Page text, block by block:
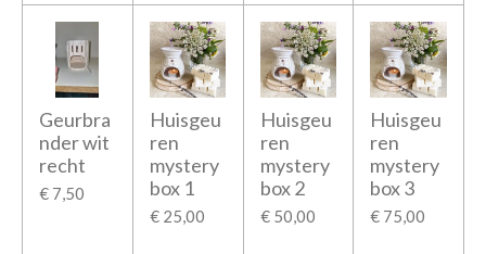
Geurbra
nder wit
recht
€ 7,50
Huisgeu
ren
mystery
box 1
€ 25,00
Huisgeu
ren
mystery
box 2
€ 50,00
Huisgeu
ren
mystery
box 3
€ 75,00